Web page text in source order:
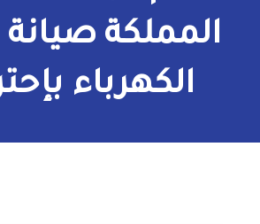
الكهرباء
المملكة صيانة
الكهرباء